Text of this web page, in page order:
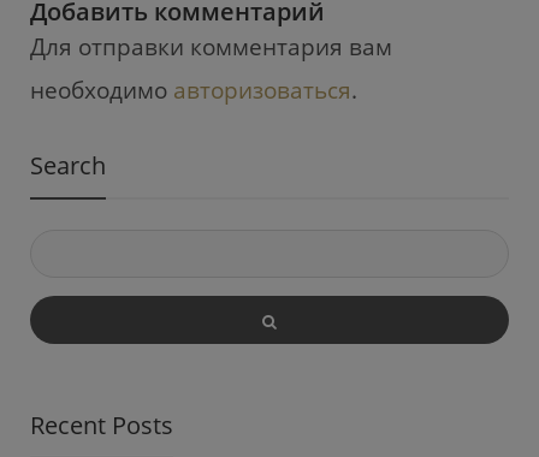
Добавить комментарий
Для отправки комментария вам
необходимо авторизоваться.
Search
Recent Posts